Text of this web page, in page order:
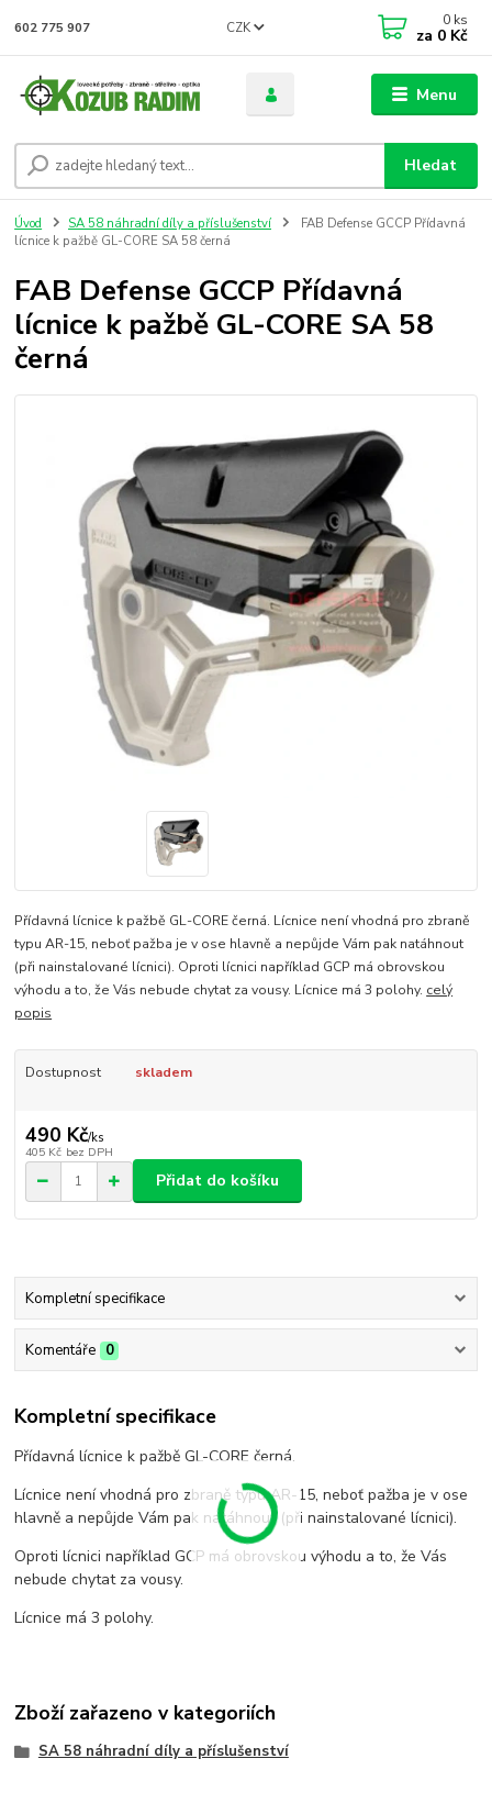
Menu
CZK
Hledat
602 775 907 0 ks
za 0 Kč
Úvod SA 58 náhradní díly a příslušenství
FAB Defense GCCP Přídavná
lícnice k pažbě GL-CORE SA 58 černá
FAB Defense GCCP Přídavná
lícnice k pažbě GL-CORE SA 58
černá
Přídavná lícnice k pažbě GL-CORE černá. Lícnice není vhodná pro zbraně
typu AR-15, neboť pažba je v ose hlavně a nepůjde Vám pak natáhnout
(při nainstalované lícnici). Oproti lícnici například GCP má obrovskou
výhodu a to, že Vás nebude chytat za vousy. Lícnice má 3 polohy. celý
popis
Dostupnost skladem
490 Kč/ks
405 Kč bez DPH
Přidat do košíku
Kompletní specifikace
Komentáře 0
Kompletní specifikace
Přídavná lícnice k pažbě GL-CORE černá.
Lícnice není vhodná pro zbraně typu AR-15, neboť pažba je v ose
hlavně a nepůjde Vám pak natáhnout (při nainstalované lícnici).
Oproti lícnici například GCP má obrovskou výhodu a to, že Vás
nebude chytat za vousy.
Lícnice má 3 polohy.
Zboží zařazeno v kategoriích
SA 58 náhradní díly a příslušenství